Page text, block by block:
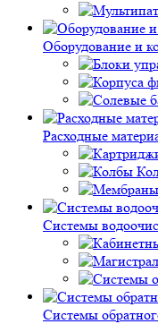
Оборудование и
Расходные
Системы
Системы